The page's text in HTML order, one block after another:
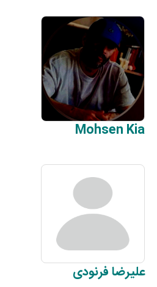
Mohsen Kia
علیرضافرنودی